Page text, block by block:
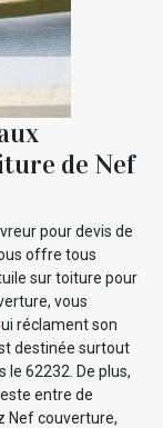
de Nef
pour devis de
offre tous
sur toiture pour
vous
réclament son
destinée surtout
le 62232. De plus,
entre de
Nef couverture,